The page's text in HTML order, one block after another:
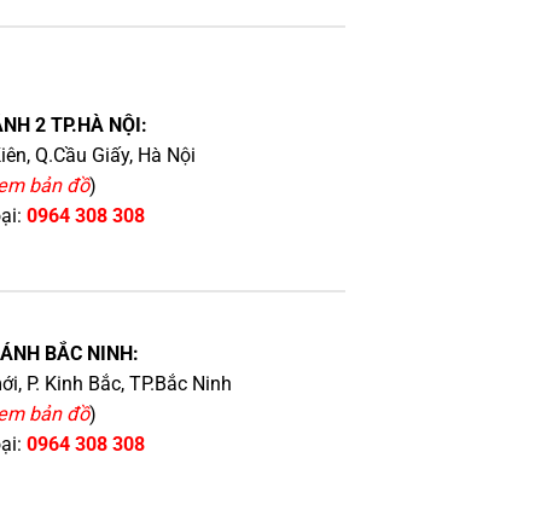
2 TP.HÀ NỘI:
Q.Cầu Giấy, Hà Nội
bản đồ)
0964 308 308
BẮC NINH:
P. Kinh Bắc, TP.Bắc Ninh
bản đồ)
0964 308 308